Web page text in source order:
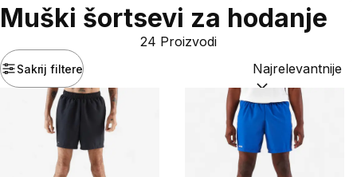
Muški šortsevi za hodanje
Sakrij filtere
24 Proizvodi
Sortiraj po: